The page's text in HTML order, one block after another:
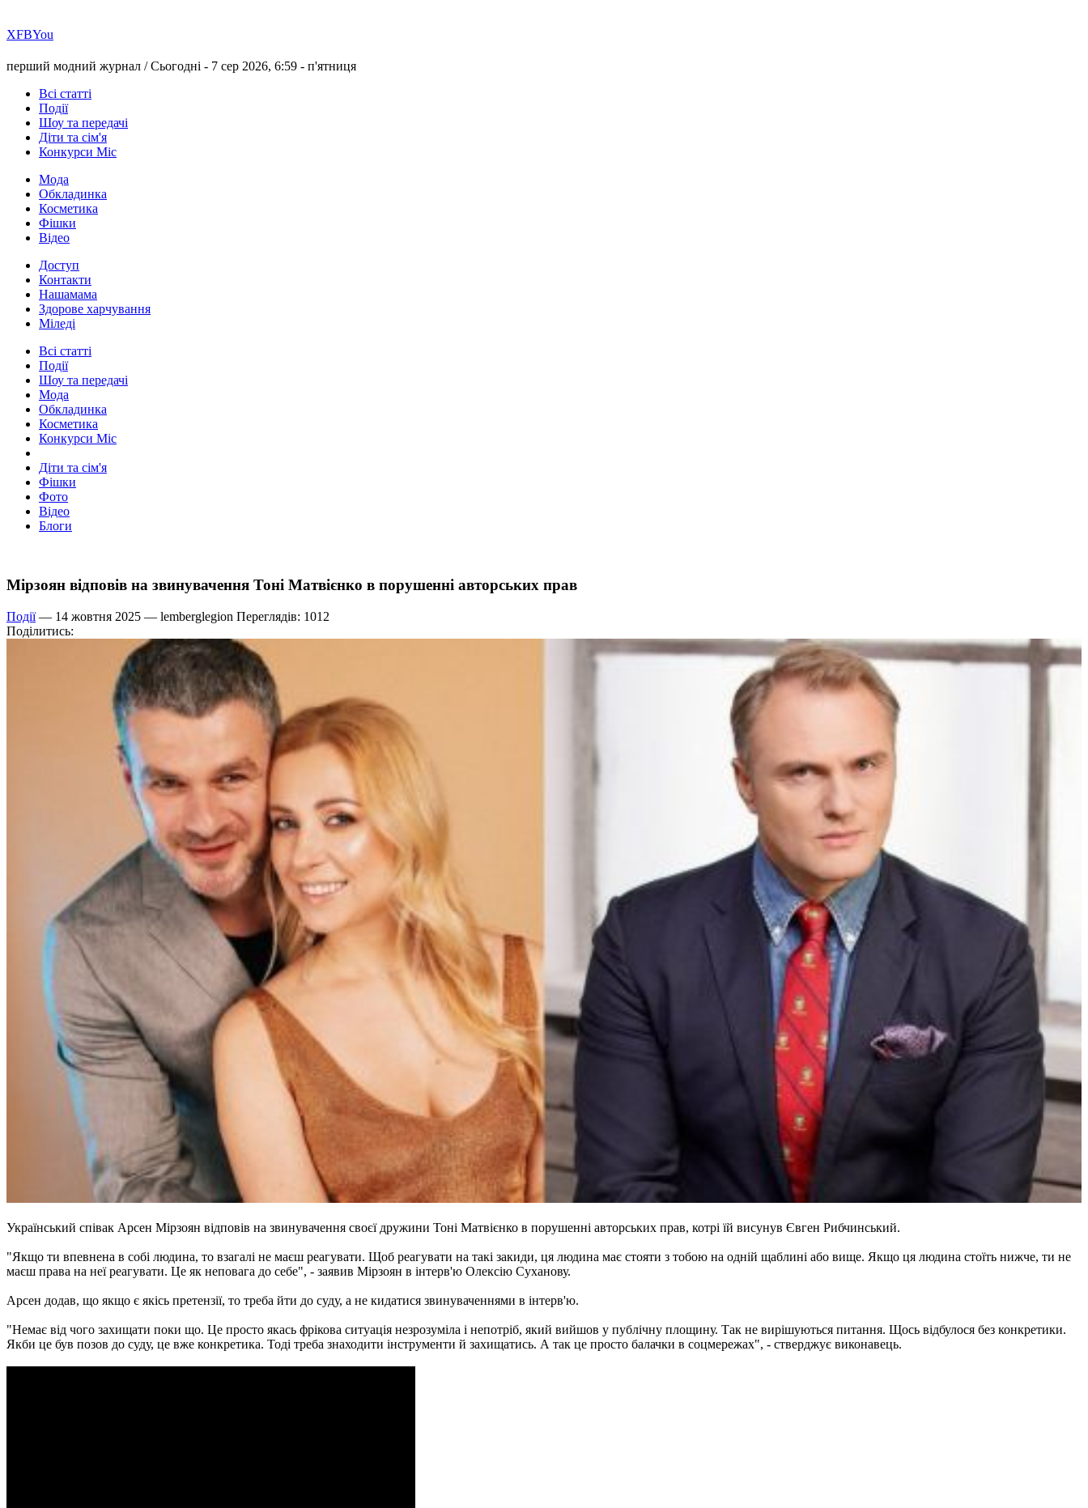
ХFBYou
перший модний журнал /Сьогодні - 7 сер 2026, 6:59 - п'ятниця
Всі статті
Події
Шоу та передачі
Діти та сім'я
Конкурси Міс
Мода
Обкладинка
Косметика
Фішки
Відео
Доступ
Контакти
Нашамама
Здорове харчування
Міледі
Всі статті
Події
Шоу та передачі
Мода
Обкладинка
Косметика
Конкурси Міс
Діти та сім'я
Фішки
Фото
Відео
Блоги
Мірзоян відповів на звинувачення Тоні Матвієнко в порушенні авторських прав
Події— 14 жовтня 2025 — lemberglegion Переглядів: 1012
Поділитись:
Український співак Арсен Мірзоян відповів на звинувачення своєї дружини Тоні Матвієнко в порушенні авторських прав, котрі їй висунув Євген Рибчинський.
"Якщо ти впевнена в собі людина, то взагалі не маєш реагувати. Щоб реагувати на такі закиди, ця людина має стояти з тобою на одній щаблині або вище. Якщо ця людина стоїть нижче, ти не
маєш права на неї реагувати. Це як неповага до себе", - заявив Мірзоян в інтерв'ю Олексію Суханову.
Арсен додав, що якщо є якісь претензії, то треба йти до суду, а не кидатися звинуваченнями в інтерв'ю.
"Немає від чого захищати поки що. Це просто якась фрікова ситуація незрозуміла і непотріб, який вийшов у публічну площину. Так не вирішуються питання. Щось відбулося без конкретики.
Якби це був позов до суду, це вже конкретика. Тоді треба знаходити інструменти й захищатись. А так це просто балачки в соцмережах", - стверджує виконавець.